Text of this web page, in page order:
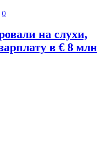
0
на слухи,
в € 8 млн